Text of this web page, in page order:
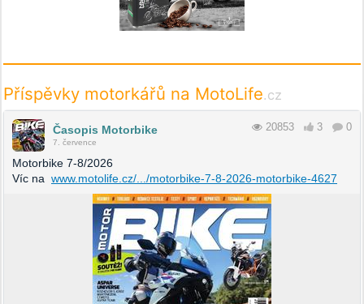
Příspěvky motorkářů na MotoLife.cz
Časopis Motorbike
7. července
20853 3 0
Motorbike 7-8/2026
Víc na www.motolife.cz/.../motorbike-7-8-2026-motorbike-4627